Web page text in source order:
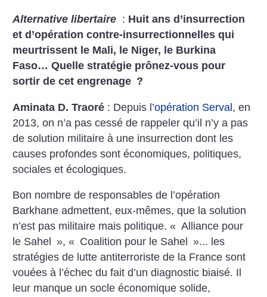
Alternative libertaire : Huit ans d’insurrection
et d’opération contre-insurrectionnelles qui
meurtrissent le Mali, le Niger, le Burkina
Faso… Quelle stratégie prônez-vous pour
sortir de cet engrenage ?
Aminata D. Traoré : Depuis l’opération Serval, en
2013, on n’a pas cessé de rappeler qu’il n’y a pas
de solution militaire à une insurrection dont les
causes profondes sont économiques, politiques,
sociales et écologiques.
Bon nombre de responsables de l’opération
Barkhane admettent, eux-mêmes, que la solution
n’est pas militaire mais politique. « Alliance pour
le Sahel
», « Coalition pour le Sahel
»... les
stratégies de lutte antiterroriste de la France sont
vouées à l’échec du fait d’un diagnostic biaisé. Il
leur manque un socle économique solide,